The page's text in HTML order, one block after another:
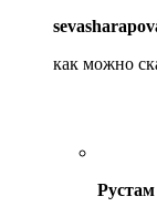
как можно
Рустам